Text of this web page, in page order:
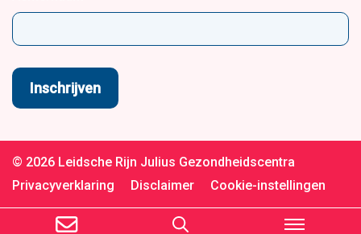
© 2026 Leidsche Rijn Julius Gezondheidscentra
Privacyverklaring
Disclaimer Cookie-instellingen